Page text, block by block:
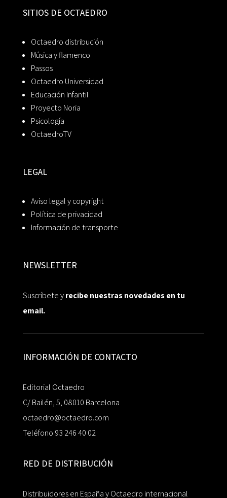
SITIOS DE OCTAEDRO
Octaedro distribución
Música y flamenco
Passos
Octaedro Universidad
Educación Infantil
Proyecto Noria
Psicología
OctaedroTV
LEGAL
Aviso legal y copyright
Política de privacidad
Información de transporte
NEWSLETTER
Suscríbete yrecibe nuestras novedades en tu
email.
INFORMACIÓN DE CONTACTO
Editorial Octaedro
C/ Bailén, 5, 08010 Barcelona
octaedro@octaedro.com
Teléfono 93 246 40 02
RED DE DISTRIBUCIÓN
Distribuidores en España y Octaedro internacional